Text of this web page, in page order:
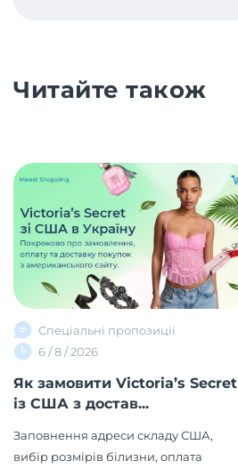
Читайте також
Спеціальні пропозиції
6 / 8 / 2026
Як замовити Victoria’s Secret
із США з достав...
Заповнення адреси складу США,
вибір розмірів білизни, оплата